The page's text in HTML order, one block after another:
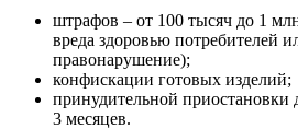
штрафов – от 100 тысяч до 1
вреда здоровью потребителей
правонарушение);
конфискации готовых изделий;
принудительной приостановки
3 месяцев.